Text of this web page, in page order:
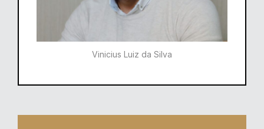
Vinicius Luiz da Silva